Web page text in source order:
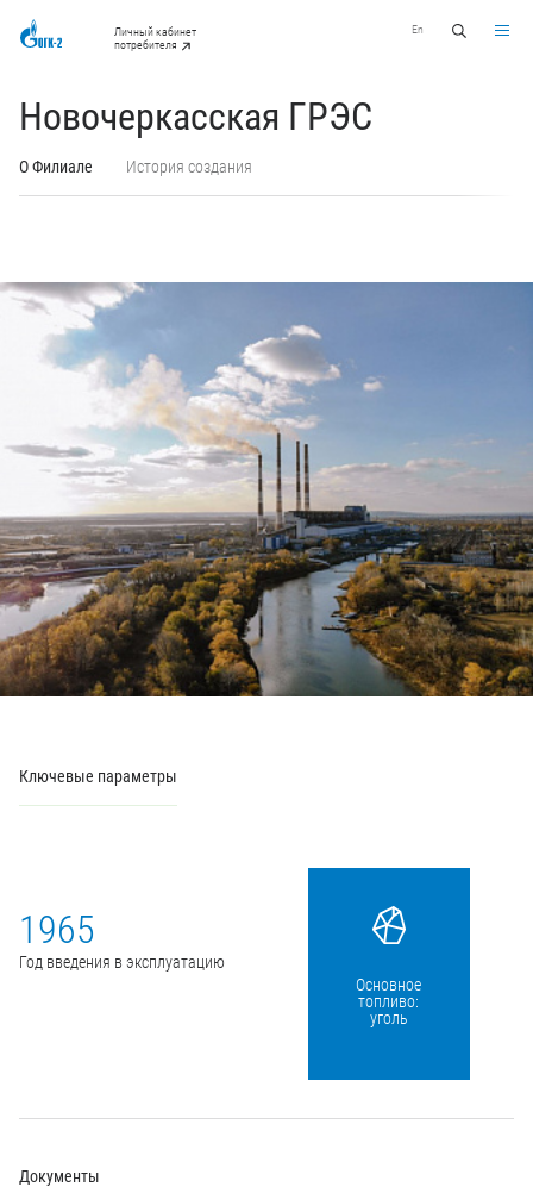
Личный кабинет
потребителя
En
Новочеркасская ГРЭС
О Филиале История создания
Ключевые параметры
1965
Год введения в эксплуатацию
Основное
топливо:
уголь
Документы